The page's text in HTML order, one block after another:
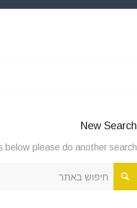
New Search
below please do another search